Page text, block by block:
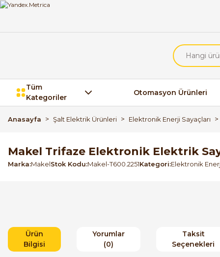
Tüm
Kategoriler
Otomasyon Ürünleri
Anasayfa Şalt Elektrik Ürünleri Elektronik Enerji Sayaçları
Makel Trifaze Elektronik Elektrik
Marka MakelStok Kodu Makel-T600.2251Kategori Elektronik
Ürün
Bilgisi
Yorumlar
(0)
Taksit
Seçenekleri